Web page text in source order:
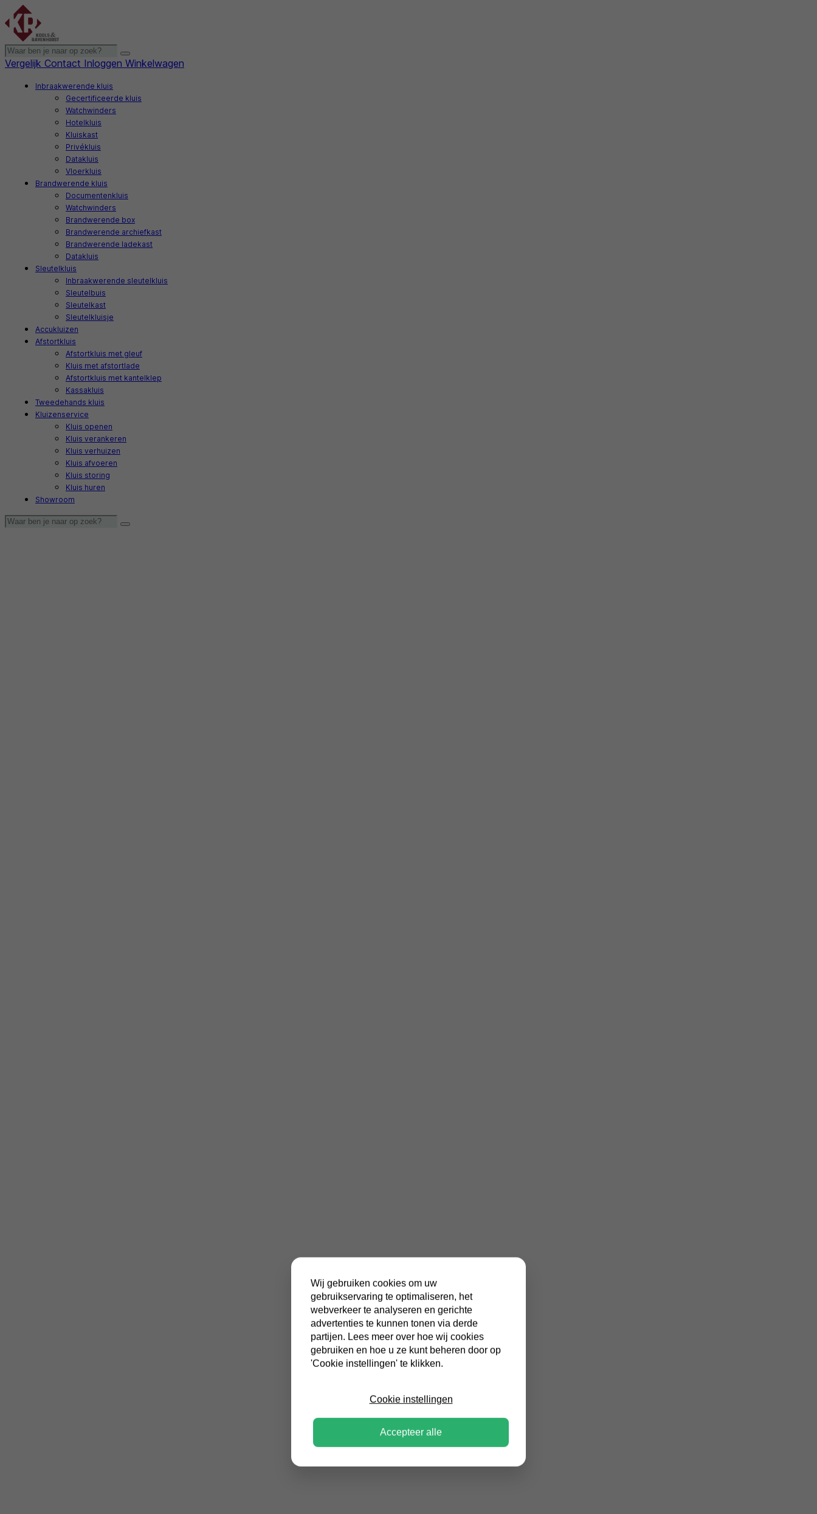
Vergelijk Contact Inloggen Winkelwagen
Inbraakwerende kluis
Gecertificeerde kluis
Watchwinders
Hotelkluis
Kluiskast
Privékluis
Datakluis
Vloerkluis
Brandwerende kluis
Documentenkluis
Watchwinders
Brandwerende box
Brandwerende archiefkast
Brandwerende ladekast
Datakluis
Sleutelkluis
Inbraakwerende sleutelkluis
Sleutelbuis
Sleutelkast
Sleutelkluisje
Accukluizen
Afstortkluis
Afstortkluis met gleuf
Kluis met afstortlade
Afstortkluis met kantelklep
Kassakluis
Tweedehands kluis
Kluizenservice
Kluis openen
Kluis verankeren
Kluis verhuizen
Kluis afvoeren
Kluis storing
Kluis huren
Showroom
Wij gebruiken cookies om uw
gebruikservaring te optimaliseren, het
webverkeer te analyseren en gerichte
advertenties te kunnen tonen via derde
partijen. Lees meer over hoe wij cookies
gebruiken en hoe u ze kunt beheren door op
'Cookie instellingen' te klikken.
Cookie instellingen
Accepteer alle